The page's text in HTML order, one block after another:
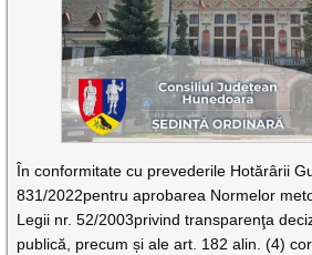
În conformitate cu prevederile Hotărârii
831/2022pentru aprobarea Normelor
Legii nr. 52/2003privind transparenţa
publică, precum și ale art. 182 alin. (4)